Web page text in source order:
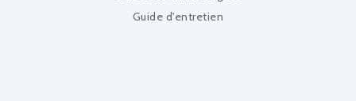
Guide d'entretien